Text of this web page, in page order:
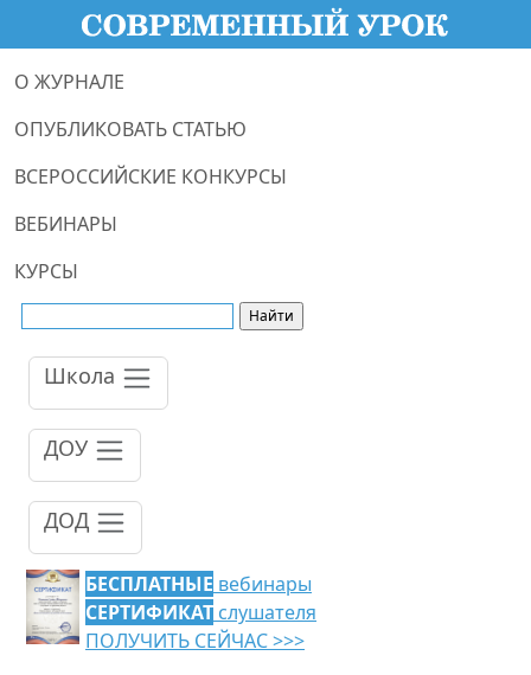
О ЖУРНАЛЕ
ОПУБЛИКОВАТЬ СТАТЬЮ
ВСЕРОССИЙСКИЕ КОНКУРСЫ
ВЕБИНАРЫ
КУРСЫ
Школа
ДОУ
ДОД
БЕСПЛАТНЫЕ вебинары
СЕРТИФИКАТ слушателя
ПОЛУЧИТЬ СЕЙЧАС >>>